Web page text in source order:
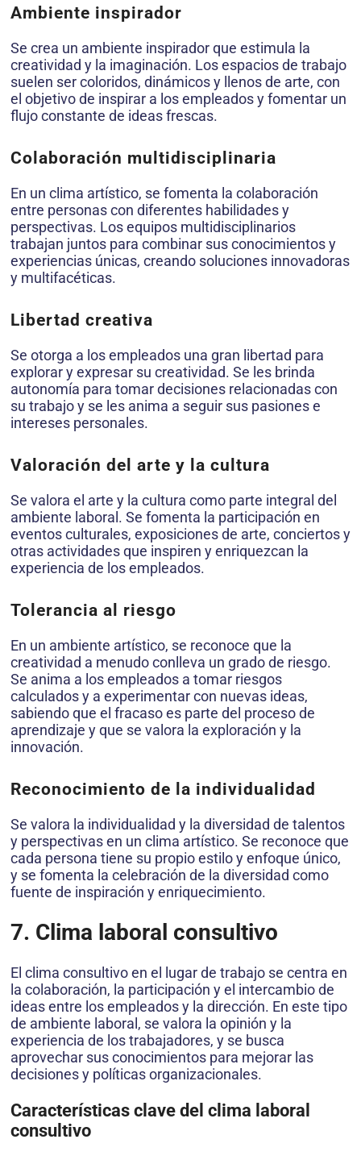
Ambiente inspirador
Se crea un ambiente inspirador que estimula la
creatividad y la imaginación. Los espacios de trabajo
suelen ser coloridos, dinámicos y llenos de arte, con
el objetivo de inspirar a los empleados y fomentar un
flujo constante de ideas frescas.
Colaboración multidisciplinaria
En un clima artístico, se fomenta la colaboración
entre personas con diferentes habilidades y
perspectivas. Los equipos multidisciplinarios
trabajan juntos para combinar sus conocimientos y
experiencias únicas, creando soluciones innovadoras
y multifacéticas.
Libertad creativa
Se otorga a los empleados una gran libertad para
explorar y expresar su creatividad. Se les brinda
autonomía para tomar decisiones relacionadas con
su trabajo y se les anima a seguir sus pasiones e
intereses personales.
Valoración del arte y la cultura
Se valora el arte y la cultura como parte integral del
ambiente laboral. Se fomenta la participación en
eventos culturales, exposiciones de arte, conciertos y
otras actividades que inspiren y enriquezcan la
experiencia de los empleados.
Tolerancia al riesgo
En un ambiente artístico, se reconoce que la
creatividad a menudo conlleva un grado de riesgo.
Se anima a los empleados a tomar riesgos
calculados y a experimentar con nuevas ideas,
sabiendo que el fracaso es parte del proceso de
aprendizaje y que se valora la exploración y la
innovación.
Reconocimiento de la individualidad
Se valora la individualidad y la diversidad de talentos
y perspectivas en un clima artístico. Se reconoce que
cada persona tiene su propio estilo y enfoque único,
y se fomenta la celebración de la diversidad como
fuente de inspiración y enriquecimiento.
7. Clima laboral consultivo
El clima consultivo en el lugar de trabajo se centra en
la colaboración, la participación y el intercambio de
ideas entre los empleados y la dirección. En este tipo
de ambiente laboral, se valora la opinión y la
experiencia de los trabajadores, y se busca
aprovechar sus conocimientos para mejorar las
decisiones y políticas organizacionales.
Características clave del clima laboral
consultivo